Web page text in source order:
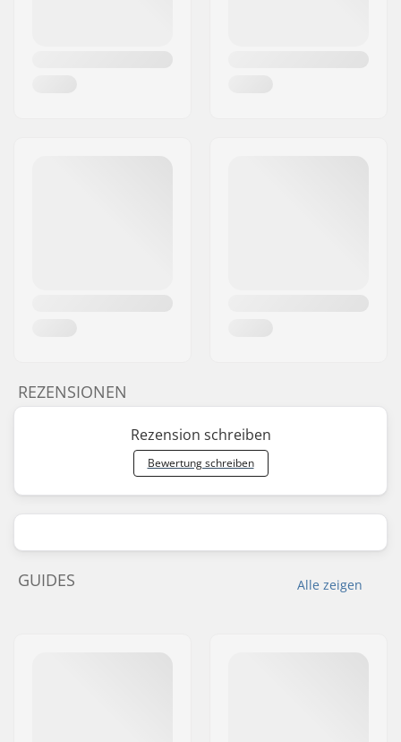
REZENSIONEN
Rezension schreiben
Bewertung schreiben
Alle zeigen
GUIDES